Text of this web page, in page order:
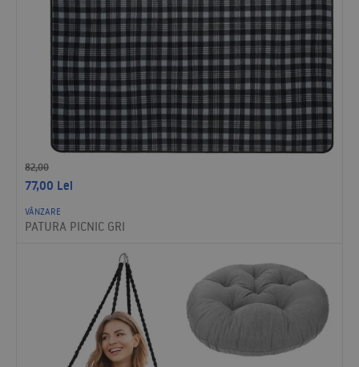
82,00
77,00 Lei
VÂNZARE
PATURA PICNIC GRI